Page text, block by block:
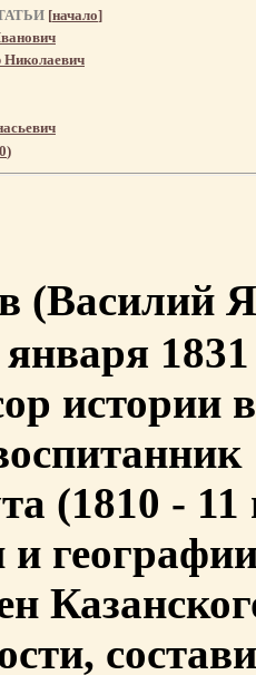
[начало]
Николаевич
)
(Василий
истории
(1810 -
и